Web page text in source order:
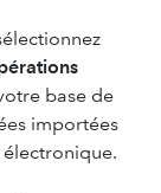
base de
importées